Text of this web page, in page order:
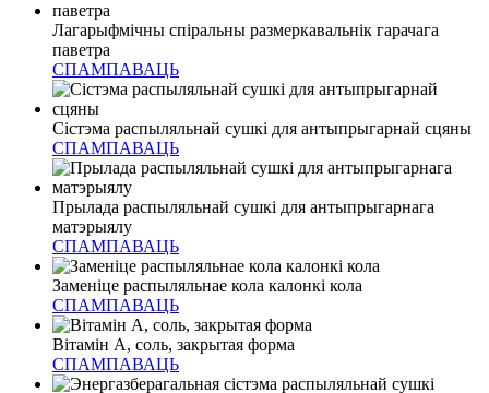
Лагарыфмічны спіральны размеркавальнік гарачага
паветра
СПАМПАВАЦЬ
Сістэма распыляльнай сушкі для антыпрыгарнай сцяны
СПАМПАВАЦЬ
Прылада распыляльнай сушкі для антыпрыгарнага
матэрыялу
СПАМПАВАЦЬ
Заменіце распыляльнае кола калонкі кола
СПАМПАВАЦЬ
Вітамін А, соль, закрытая форма
СПАМПАВАЦЬ